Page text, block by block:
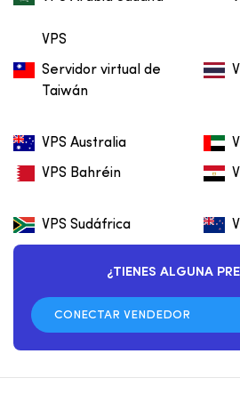
VPS
Servidor virtual de
Taiwán
VPS Australia
VPS Bahréin
VPS Sudáfrica
¿TIENES ALGUNA